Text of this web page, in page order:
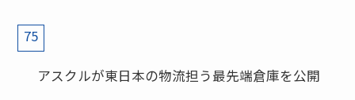
75
アスクルが東日本の物流担う最先端倉庫を公開